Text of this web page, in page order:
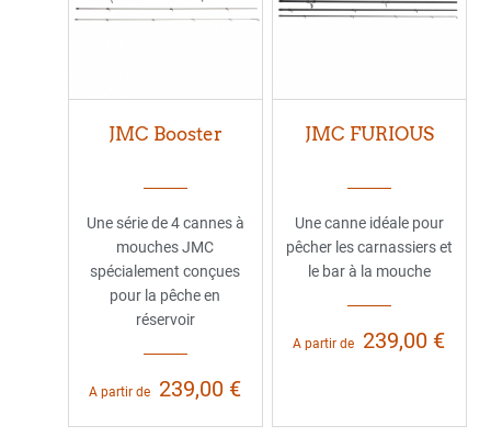
JMC Booster
Une série de 4 cannes à
mouches JMC
spécialement conçues
pour la pêche en
réservoir
A partir de 239,00 €
JMC FURIOUS
Une canne idéale pour
pêcher les carnassiers et
le bar à la mouche
A partir de 239,00 €